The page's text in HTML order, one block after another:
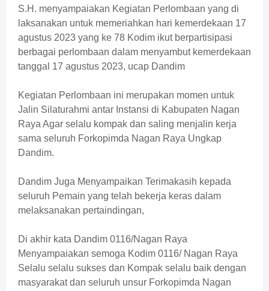
S.H. menyampaiakan Kegiatan Perlombaan yang di
laksanakan untuk memeriahkan hari kemerdekaan 17
agustus 2023 yang ke 78 Kodim ikut berpartisipasi
berbagai perlombaan dalam menyambut kemerdekaan
tanggal 17 agustus 2023, ucap Dandim
Kegiatan Perlombaan ini merupakan momen untuk
Jalin Silaturahmi antar Instansi di Kabupaten Nagan
Raya Agar selalu kompak dan saling menjalin kerja
sama seluruh Forkopimda Nagan Raya Ungkap
Dandim.
Dandim Juga Menyampaikan Terimakasih kepada
seluruh Pemain yang telah bekerja keras dalam
melaksanakan pertaindingan,
Di akhir kata Dandim 0116/Nagan Raya
Menyampaiakan semoga Kodim 0116/ Nagan Raya
Selalu selalu sukses dan Kompak selalu baik dengan
masyarakat dan seluruh unsur Forkopimda Nagan